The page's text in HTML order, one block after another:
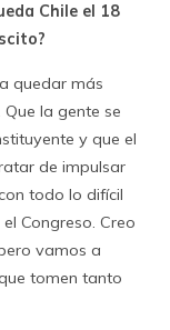
Chile el 18
quedar más
la gente se
y que el
de impulsar
todo lo difícil
Congreso. Creo
vamos a
tomen tanto